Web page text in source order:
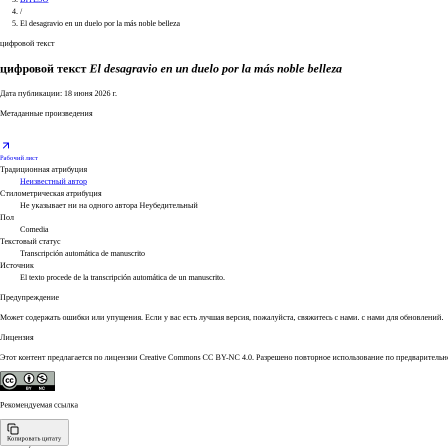
/
El desagravio en un duelo por la más noble belleza
цифровой текст
цифровой текст El desagravio en un duelo por la más noble belleza
Дата публикации: 18 июня 2026 г.
Метаданные произведения
Рабочий лист
Традиционная атрибуция
Неизвестный автор
Стилометрическая атрибуция
Не указывает ни на одного автора Неубедительный
Пол
Comedia
Текстовый статус
Transcripción automática de manuscrito
Источник
El texto procede de la transcripción automática de un manuscrito.
Предупреждение
Может содержать ошибки или упущения. Если у вас есть лучшая версия, пожалуйста, свяжитесь с нами. с нами для обновлений.
Лицензия
Этот контент предлагается по лицензии Creative Commons CC BY-NC 4.0. Разрешено повторное использование по
Рекомендуемая ссылка
Копировать цитату